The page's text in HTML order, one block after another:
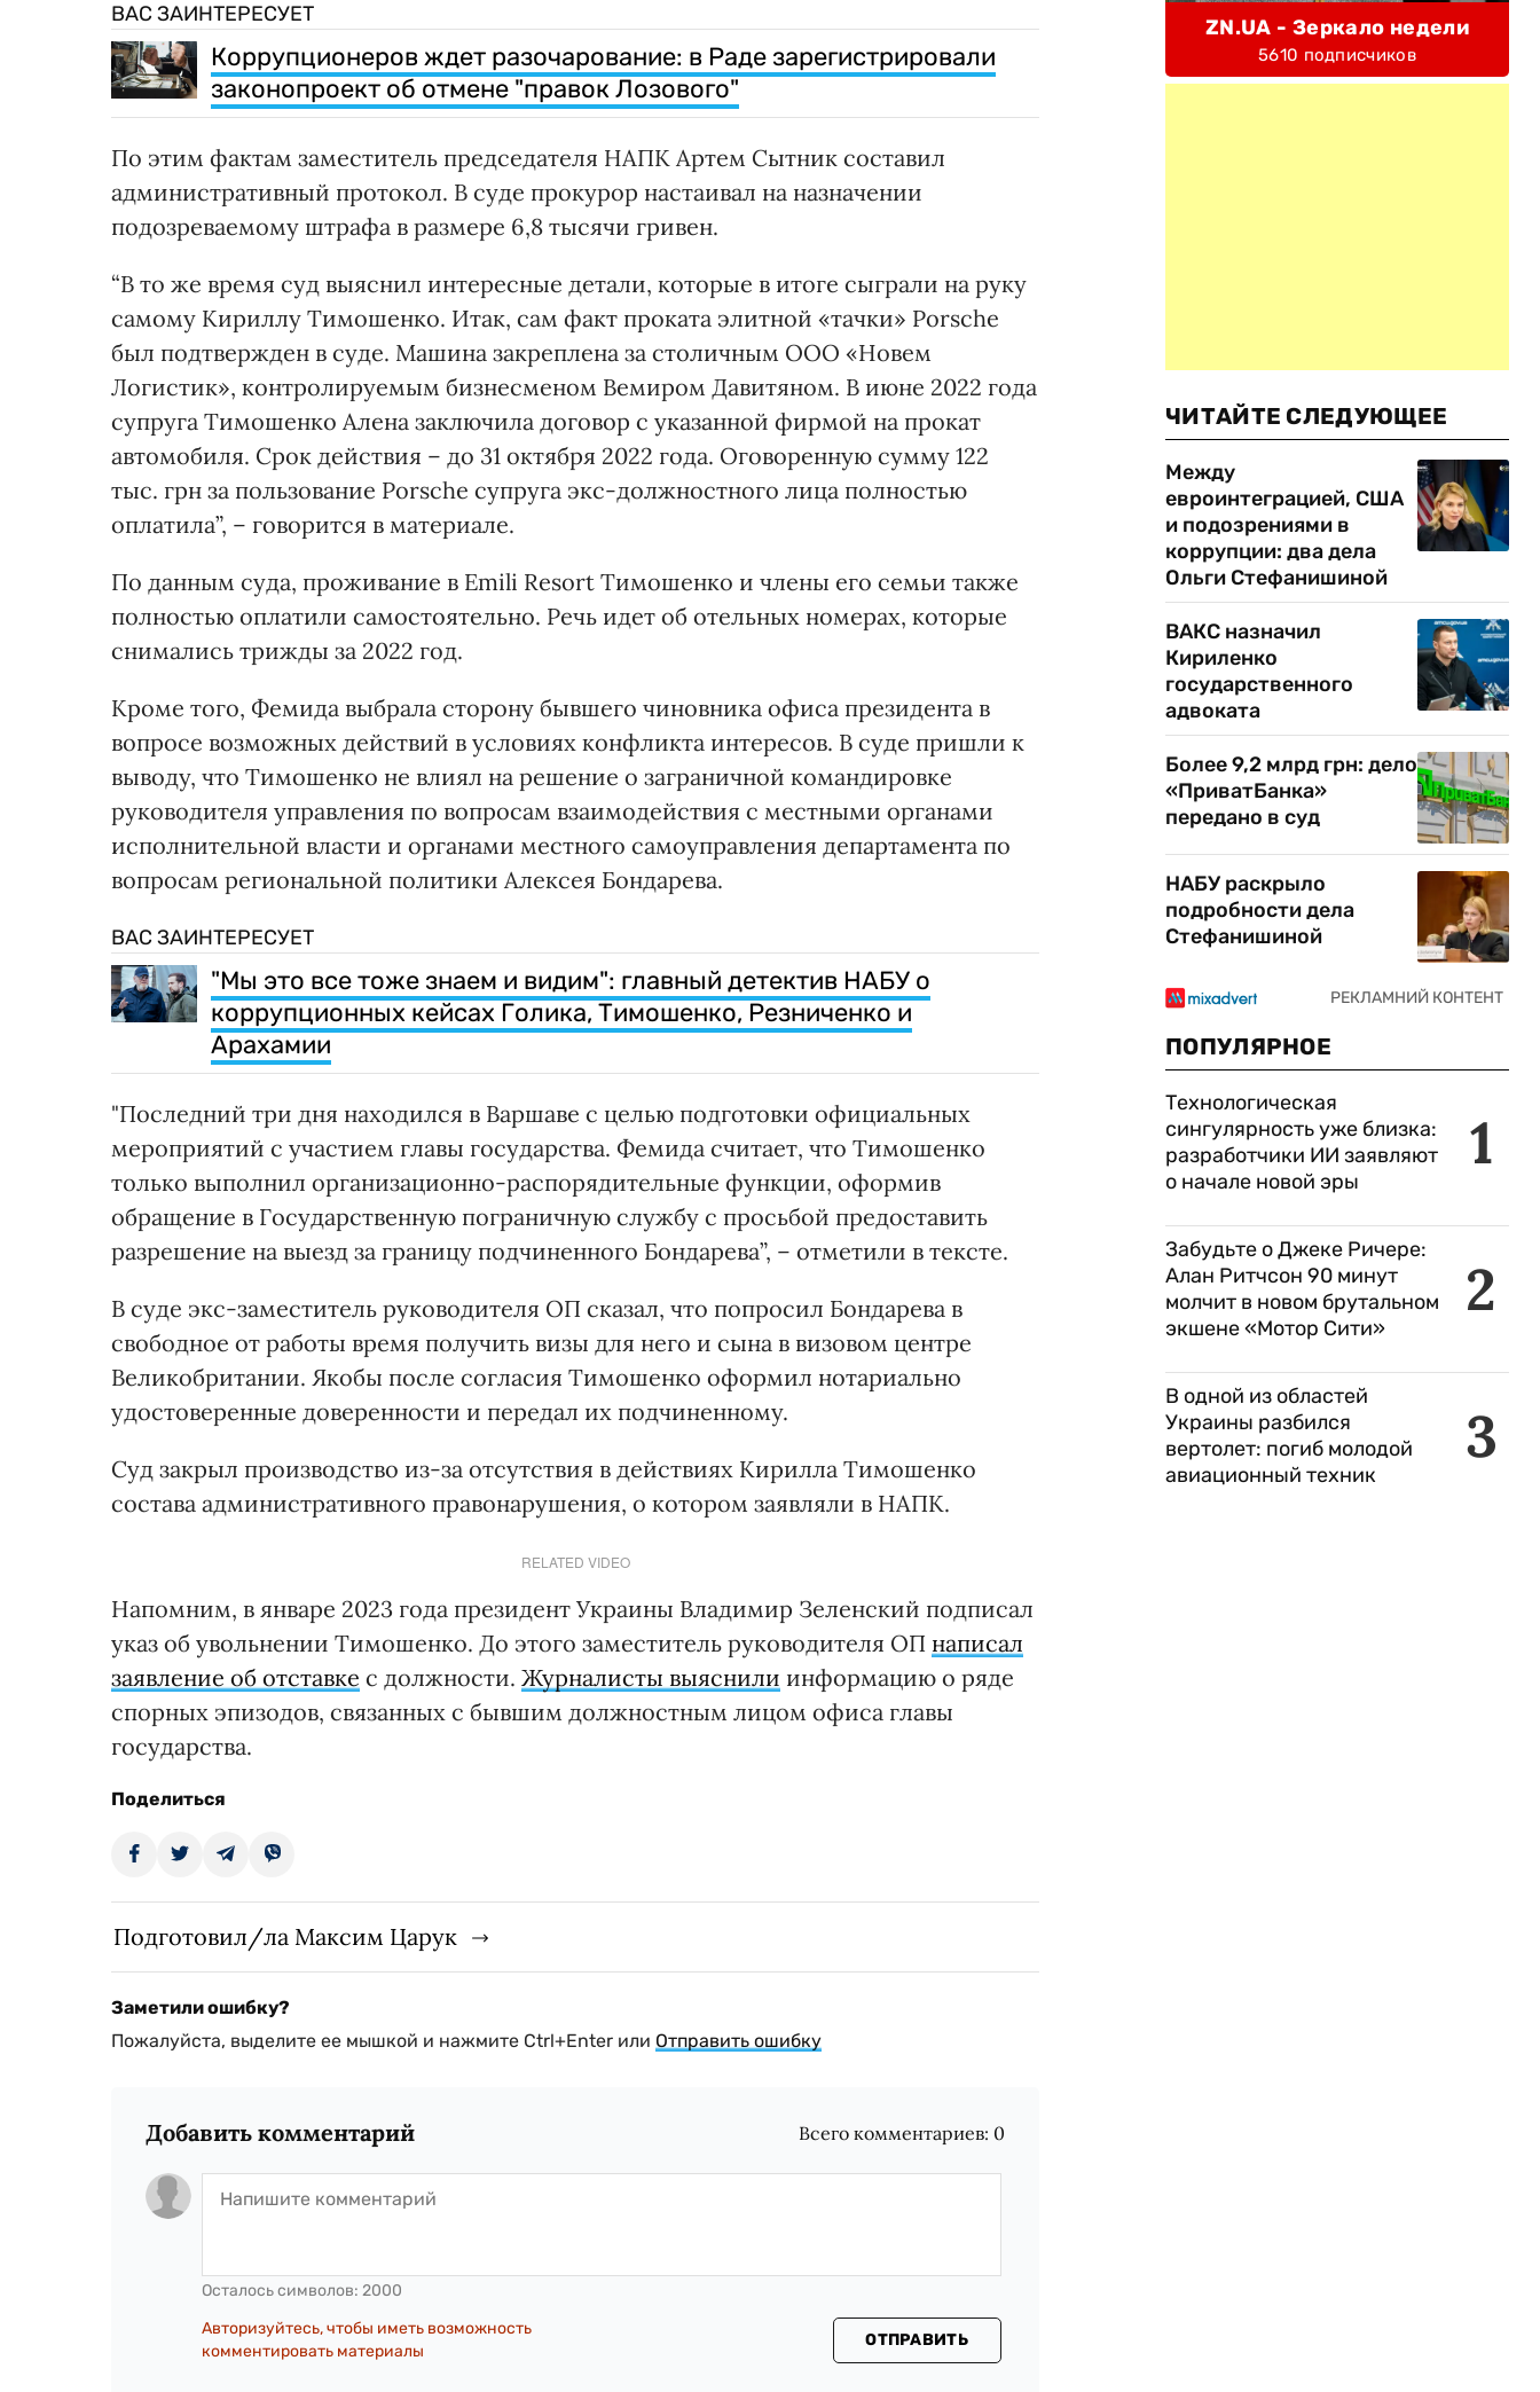
ВАС ЗАИНТЕРЕСУЕТ
Коррупционеров ждет разочарование: в Раде зарегистрировали
законопроект об отмене "правок Лозового"
По этим фактам заместитель председателя НАПК Артем Сытник составил
административный протокол. В суде прокурор настаивал на назначении
подозреваемому штрафа в размере 6,8 тысячи гривен.
“В то же время суд выяснил интересные детали, которые в итоге сыграли на руку
самому Кириллу Тимошенко. Итак, сам факт проката элитной «тачки» Porsche
был подтвержден в суде. Машина закреплена за столичным ООО «Новем
Логистик», контролируемым бизнесменом Вемиром Давитяном. В июне 2022 года
супруга Тимошенко Алена заключила договор с указанной фирмой на прокат
автомобиля. Срок действия – до 31 октября 2022 года. Оговоренную сумму 122
тыс. грн за пользование Porsche супруга экс-должностного лица полностью
оплатила”, – говорится в материале.
По данным суда, проживание в Emili Resort Тимошенко и члены его семьи также
полностью оплатили самостоятельно. Речь идет об отельных номерах, которые
снимались трижды за 2022 год.
Кроме того, Фемида выбрала сторону бывшего чиновника офиса президента в
вопросе возможных действий в условиях конфликта интересов. В суде пришли к
выводу, что Тимошенко не влиял на решение о заграничной командировке
руководителя управления по вопросам взаимодействия с местными органами
исполнительной власти и органами местного самоуправления департамента по
вопросам региональной политики Алексея Бондарева.
ВАС ЗАИНТЕРЕСУЕТ
"Мы это все тоже знаем и видим": главный детектив НАБУ о
коррупционных кейсах Голика, Тимошенко, Резниченко и
Арахамии
"Последний три дня находился в Варшаве с целью подготовки официальных
мероприятий с участием главы государства. Фемида считает, что Тимошенко
только выполнил организационно-распорядительные функции, оформив
обращение в Государственную пограничную службу с просьбой предоставить
разрешение на выезд за границу подчиненного Бондарева”, – отметили в тексте.
В суде экс-заместитель руководителя ОП сказал, что попросил Бондарева в
свободное от работы время получить визы для него и сына в визовом центре
Великобритании. Якобы после согласия Тимошенко оформил нотариально
удостоверенные доверенности и передал их подчиненному.
Суд закрыл производство из-за отсутствия в действиях Кирилла Тимошенко
состава административного правонарушения, о котором заявляли в НАПК.
RELATED VIDEO
Напомним, в январе 2023 года президент Украины Владимир Зеленский подписал
указ об увольнении Тимошенко. До этого заместитель руководителя ОП написал
заявление об отставке с должности. Журналисты выяснили информацию о ряде
спорных эпизодов, связанных с бывшим должностным лицом офиса главы
государства.
Поделиться
Подготовил/ла Максим Царук
Заметили ошибку?
Пожалуйста, выделите ее мышкой и нажмите Ctrl+Enter или Отправить ошибку
Добавить комментарий Всего комментариев: 0
Осталось символов: 2000
Авторизуйтесь, чтобы иметь возможность
комментировать материалы
ОТПРАВИТЬ
ZN.UA - Зеркало недели
5610 подписчиков
ЧИТАЙТЕ СЛЕДУЮЩЕЕ
Между
евроинтеграцией, США
и подозрениями в
коррупции: два дела
Ольги Стефанишиной
ВАКС назначил
Кириленко
государственного
адвоката
Более 9,2 млрд грн: дело
«ПриватБанка»
передано в суд
НАБУ раскрыло
подробности дела
Стефанишиной
ПОПУЛЯРНОЕ
1
Технологическая
сингулярность уже близка:
разработчики ИИ заявляют
о начале новой эры
2
Забудьте о Джеке Ричере:
Алан Ритчсон 90 минут
молчит в новом брутальном
экшене «Мотор Сити»
3
В одной из областей
Украины разбился
вертолет: погиб молодой
авиационный техник